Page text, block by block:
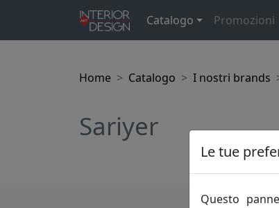
Catalogo Promozioni
Home Catalogo I nostri brands
Sariyer
Le tue
Questo